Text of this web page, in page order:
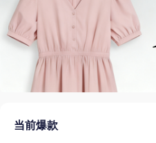
当前爆款